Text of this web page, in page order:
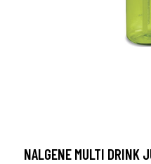
NALGENE MULTI DRINK